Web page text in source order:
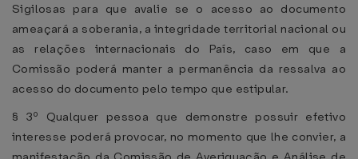
Sigilosas para que avalie se o acesso ao documento
ameaçará a soberania, a integridade territorial nacional ou
as relações internacionais do País, caso em que a
Comissão poderá manter a permanência da ressalva ao
acesso do documento pelo tempo que estipular.
§ 3º Qualquer pessoa que demonstre possuir efetivo
interesse poderá provocar, no momento que lhe convier, a